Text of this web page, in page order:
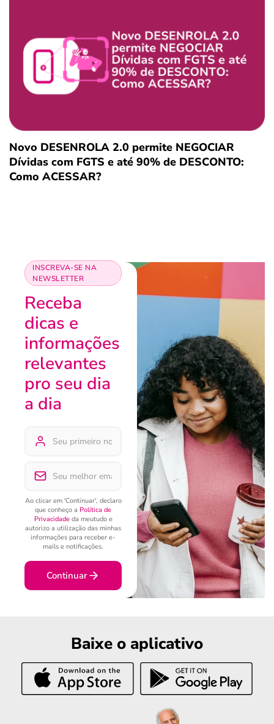
Novo DESENROLA 2.0 permite NEGOCIAR
Dívidas com FGTS e até 90% de DESCONTO:
Como ACESSAR?
INSCREVA-SE NA
NEWSLETTER
Receba
dicas e
informações
relevantes
pro seu dia
a dia
Ao clicar em 'Continuar', declaro
que conheço a Política de
Privacidadeda meutudo e
autorizo a utilização das minhas
informações para receber e-
mails e notificações.
Continuar
Baixe o aplicativo